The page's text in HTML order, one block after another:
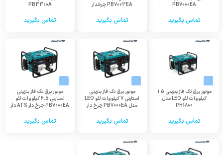
PB7000EA
تماس بگیرید
PB7003EA چرخدار
تماس بگیرید
PB3300A
تماس بگیرید
موتور برق تک فاز بنزینی 1.5
کیلووات لئو LEO مدل
PH1800
تماس بگیرید
موتور برق تک فاز بنزینی
استارتی 7 کیلووات لئو LEO
مدل PB7000EA چرخ دار
تماس بگیرید
موتور برق تک فاز بنزینی
استارتی 6.5 کیلووات لئو
PB7000EA چرخ دار ATS دار
تماس بگیرید